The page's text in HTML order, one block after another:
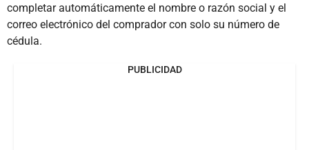
completar automáticamente el nombre o razón social y el
correo electrónico del comprador con solo su número de
cédula.
PUBLICIDAD